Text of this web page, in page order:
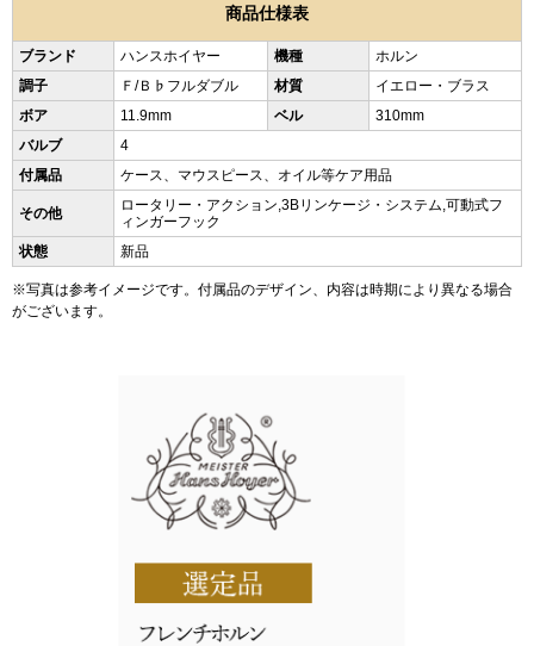
商品仕様表
ブランド ハンスホイヤー 機種
ホルン
調子
Ｆ/Ｂ♭フルダブル 材質
イエロー・ブラス
ボア
11.9mm ベル
310mm
バルブ
4
付属品
ケース、マウスピース、オイル等ケア用品
その他
ロータリー・アクション,3Bリンケージ・システム,可動式フ
ィンガーフック
状態
新品
※写真は参考イメージです。付属品のデザイン、内容は時期により異なる場合
がございます。